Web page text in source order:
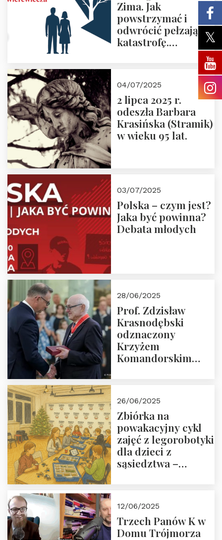
Zima. Jak
powstrzymać i
odwrócić pełzającą
katastrofę.
pierwsze spotkanie
Nowego
Ćwierćwiecza”
04/07/2025
2 lipca 2025 r.
odeszła Barbara
Krasińska (Stramik)
w wieku 95 lat.
03/07/2025
Polska – czym jest?
Jaka być powinna?
Debata młodych
28/06/2025
Prof. Zdzisław
Krasnodębski
odznaczony
Krzyżem
Komandorskim
26/06/2025
Zbiórka na
powakacyjny cykl
zajęć z legorobotyki
dla dzieci z
sąsiedztwa –
Fundacji
12/06/2025
Trzech Panów K w
Domu Trójmorza